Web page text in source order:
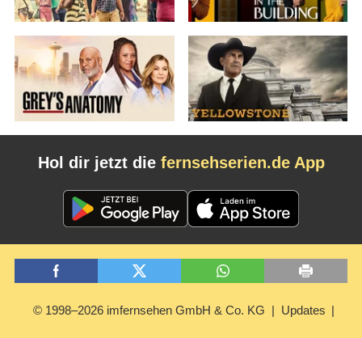
Hol dir jetzt die fernsehserien.de App
© 1998–2026 imfernsehen GmbH & Co. KG Updates